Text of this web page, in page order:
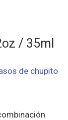
/ 35ml
de chupito